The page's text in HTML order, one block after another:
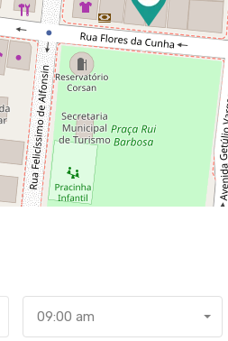
09:00 am